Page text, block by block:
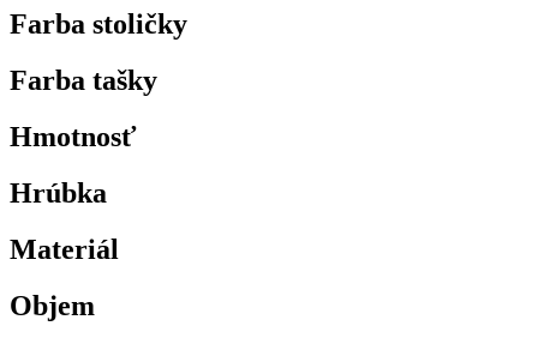
Farba stoličky
Farba tašky
Hmotnosť
Hrúbka
Materiál
Objem